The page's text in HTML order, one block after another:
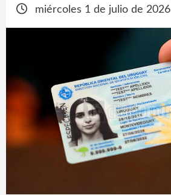
miércoles 1 de julio de 2026